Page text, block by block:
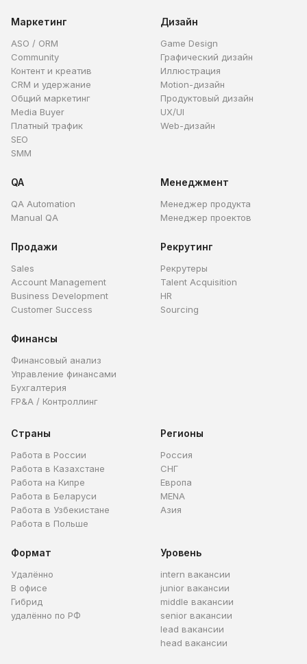
Маркетинг
ASO / ORM
Community
Контент и креатив
CRM и удержание
Общий маркетинг
Media Buyer
Платный трафик
SEO
SMM
Дизайн
Game Design
Графический дизайн
Иллюстрация
Motion-дизайн
Продуктовый дизайн
UX/UI
Web-дизайн
QA
QA Automation
Manual QA
Менеджмент
Менеджер продукта
Менеджер проектов
Продажи
Sales
Account Management
Business Development
Customer Success
Рекрутинг
Рекрутеры
Talent Acquisition
HR
Sourcing
Финансы
Финансовый анализ
Управление финансами
Бухгалтерия
FP&A / Контроллинг
Страны
Работа в России
Работа в Казахстане
Работа на Кипре
Работа в Беларуси
Работа в Узбекистане
Работа в Польше
Регионы
Россия
СНГ
Европа
MENA
Азия
Формат
Удалённо
В офисе
Гибрид
удалённо по РФ
Уровень
intern вакансии
junior вакансии
middle вакансии
senior вакансии
lead вакансии
head вакансии